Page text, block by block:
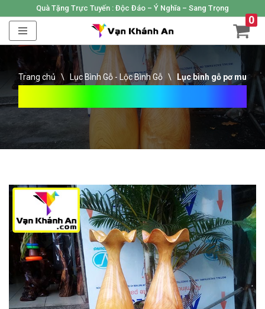
Skip
to
content
Quà Tặng Trực Tuyến : Độc Đáo – Ý Nghĩa – Sang Trọng
0
Trang chủ \ Lục Bình Gỗ - Lộc Bình Gỗ \ Lục bình gỗ pơ mu